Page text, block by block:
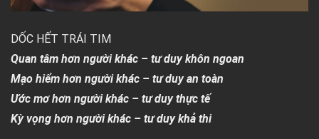
DỐC HẾT TRÁI TIM
Quan tâm hơn người khác – tư duy khôn ngoan
Mạo hiểm hơn người khác – tư duy an toàn
Ước mơ hơn người khác – tư duy thực tế
Kỳ vọng hơn người khác – tư duy khả thi